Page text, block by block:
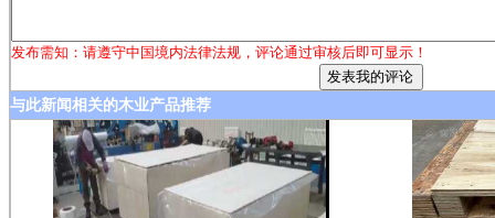
发布需知：请遵守中国境内法律法规，评论通过审核后即可显示！
与此新闻相关的木业产品推荐